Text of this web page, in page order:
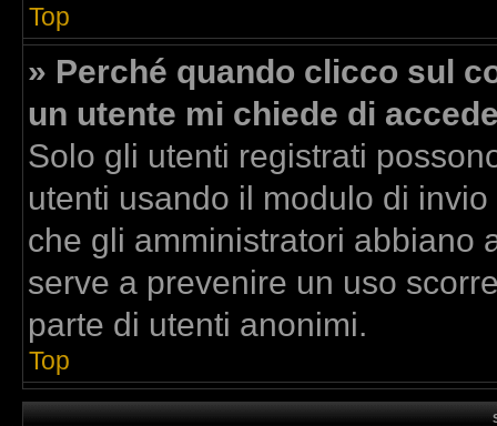
Top
» Perché quando clicco sul
un utente mi chiede di
Solo gli utenti registrati
utenti usando il modulo di
che gli amministratori abbiano
serve a prevenire un uso
parte di utenti anonimi.
Top